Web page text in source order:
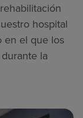
hospital
en el que los
la